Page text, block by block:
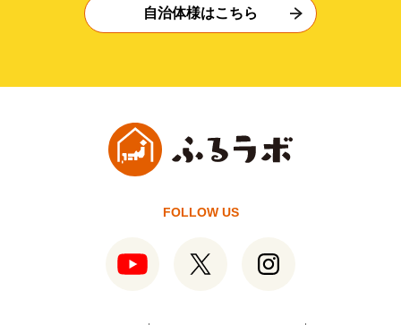
自治体様はこちら
FOLLOW US